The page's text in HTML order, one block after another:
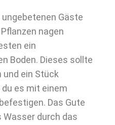
Gäste
nagen
ein
Boden. Dieses sollte
und ein Stück
es mit einem
Das Gute
durch das